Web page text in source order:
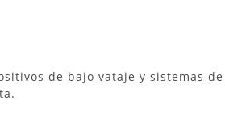
de bajo vataje y sistemas